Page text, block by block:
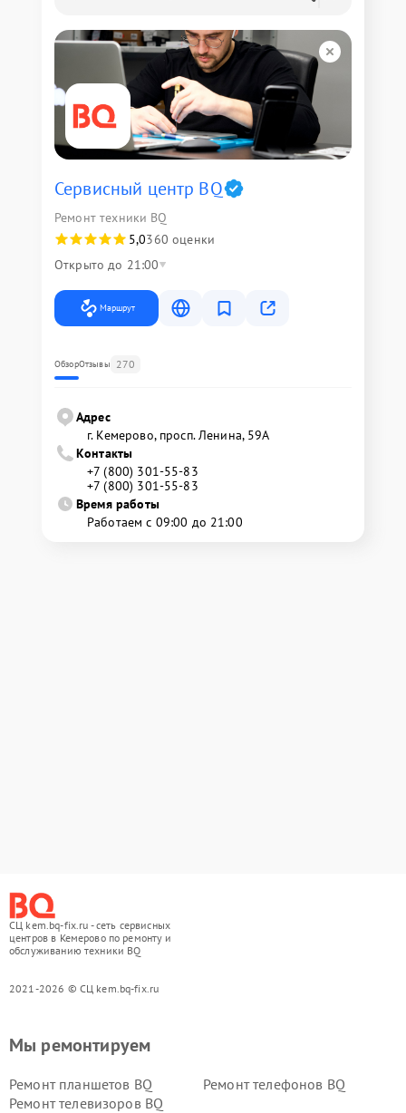
Сервисный центр BQ
Ремонт техники BQ
5,0360 оценки
Открыто до 21:00
Маршрут
ОбзорОтзывы 270
Адрес
г. Кемерово, просп. Ленина, 59А
Контакты
+7 (800) 301-55-83
+7 (800) 301-55-83
Время работы
Работаем с 09:00 до 21:00
СЦ kem.bq-fix.ru - сеть сервисных
центров в Кемерово по ремонту и
обслуживанию техники BQ
2021-2026 © СЦ kem.bq-fix.ru
Мы ремонтируем
Ремонт планшетов BQ
Ремонт телефонов BQ
Ремонт телевизоров BQ